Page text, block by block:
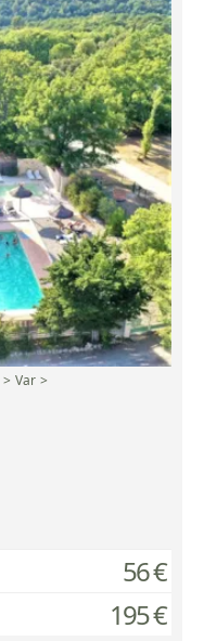
Var
56 €
195 €